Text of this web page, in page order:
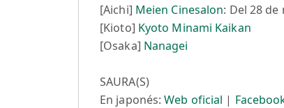
[Aichi] Meien Cinesalon: Del 28
[Kioto] Kyoto Minami Kaikan
[Osaka] Nanagei
SAURA(S)
En japonés:Web oficial |